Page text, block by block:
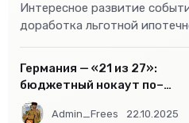
Интересное развитие
доработка льготной
стать
Германия — «21 из 27»:
бюджетный нокаут по–
европейски
Admin_Frees 22.10.2025